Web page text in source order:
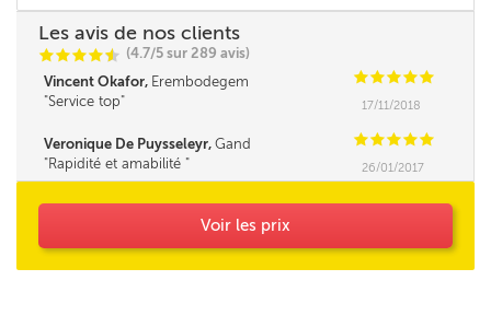
Les avis de nos clients
CCCCi
@ (4.7/5 sur 289 avis)
Vincent Okafor, Erembodegem CCCCC
Service top
17/11/2018
Veronique De Puysseleyr, Gand CCCCC
Rapidité et amabilité
26/01/2017
Voir les prix